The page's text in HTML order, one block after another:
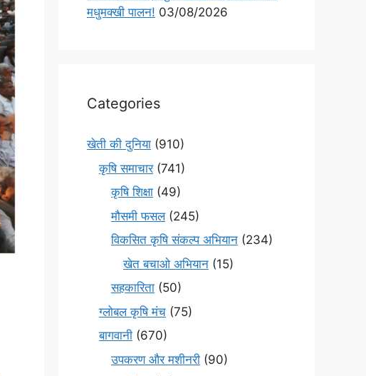
मधुमक्खी पालन! 03/08/2026
Categories
खेती की दुनिया (910)
कृषि समाचार(741)
कृषि शिक्षा (49)
मौसमी फसल(245)
विकसित कृषि संकल्प अभियान (234)
खेत बचाओ अभियान (15)
सहकारिता (50)
ग्लोबल कृषि मंच (75)
बागवानी (670)
उपकरण और मशीनरी (90)